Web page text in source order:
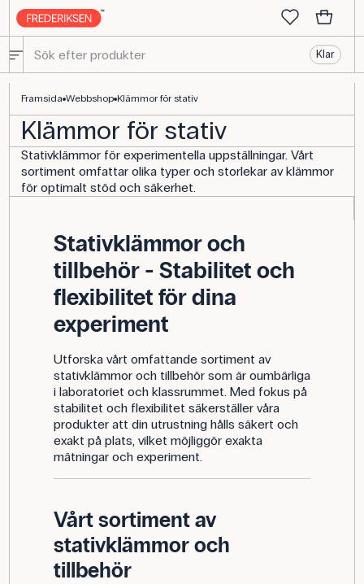
Klar
Framsida Webbshop Klämmor för stativ
Klämmor för stativ
Stativklämmor för experimentella uppställningar. Vårt
sortiment omfattar olika typer och storlekar av klämmor
för optimalt stöd och säkerhet.
Stativklämmor och
tillbehör - Stabilitet och
flexibilitet för dina
experiment
Utforska vårt omfattande sortiment av
stativklämmor och tillbehör som är oumbärliga
i laboratoriet och klassrummet. Med fokus på
stabilitet och flexibilitet säkerställer våra
produkter att din utrustning hålls säkert och
exakt på plats, vilket möjliggör exakta
mätningar och experiment.
Vårt sortiment av
stativklämmor och
tillbehör